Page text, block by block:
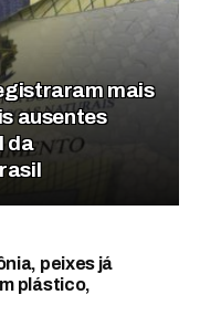
mais
ausentes
da
peixes já
plástico,